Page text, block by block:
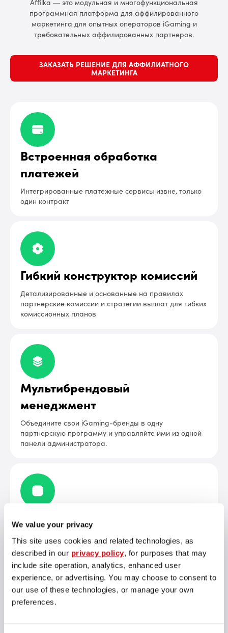
We value your privacy
This site uses cookies and related technologies, as
described in our privacy policy, for purposes that may
include site operation, analytics, enhanced user
experience, or advertising. You may choose to consent to
our use of these technologies, or manage your own
preferences.
Affilka — это модульная и многофункциональная
программная платформа для аффилированного
маркетинга для опытных операторов iGaming и
требовательных аффилированных партнеров.
ЗАКАЗАТЬ РЕШЕНИЕ ДЛЯ AФФИЛИАТНОГО
MАРКЕТИНГА
Встроенная обработка
платежей
Интегрированные платежные сервисы извне, только
один контракт
Гибкий конструктор комиссий
Детализированные и основанные на правилах
партнерские комиссии и стратегии выплат для гибких
комиссионных планов
Мультибрендовый
менеджмент
Объедините свои iGaming-бренды в одну
партнерскую программу и управляйте ими из одной
панели администратора.
Отслеживание конверсий, инициируемых событиями,
с пользовательскими параметрами тегов